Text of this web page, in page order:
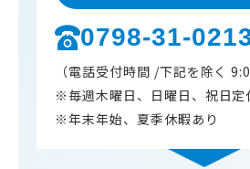
0798-31-
（電話受付時間 /下記を除く
※毎週木曜日、日曜日、祝日定
※年末年始、夏季休暇あり